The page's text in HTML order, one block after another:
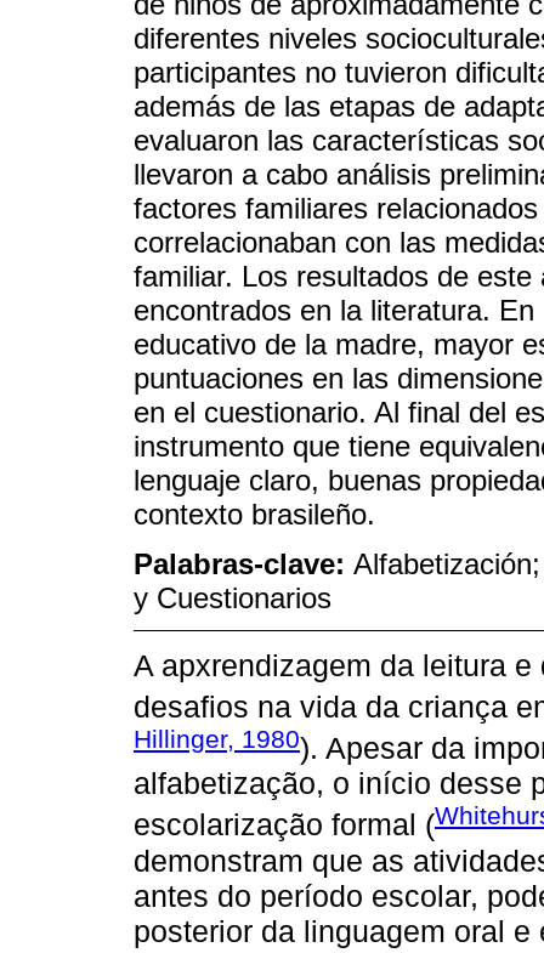
diferentes niveles
participantes no tuvieron
además de las etapas de
evaluaron las características
llevaron a cabo análisis
factores familiares
correlacionaban con las
familiar. Los resultados de
encontrados en la literatura.
educativo de la madre, mayor
puntuaciones en las
en el cuestionario. Al final del
instrumento que tiene
lenguaje claro, buenas
contexto brasileño.
Palabras-clave:
y Cuestionarios
A apxrendizagem da leitura
desafios na vida da criança
Hillinger, 1980). Apesar da
alfabetização, o início desse
escolarização formal (
demonstram que as
antes do período escolar,
posterior da linguagem oral